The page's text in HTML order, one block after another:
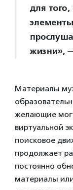
для
жизни»,
Материалы
желающие
виртуальной
поисковое
продолжает
постоянно
материалы